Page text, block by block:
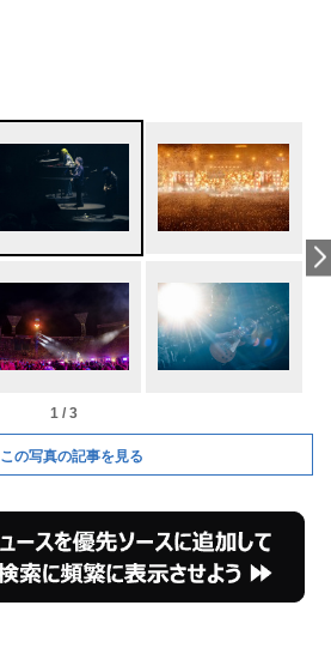
1 / 3
この写真の記事を見る